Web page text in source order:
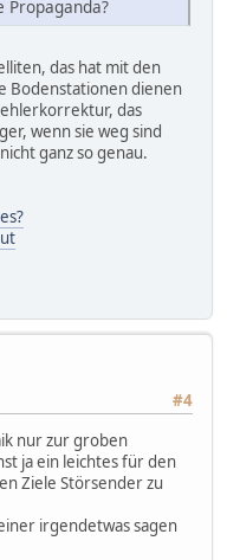
das hat mit den
Bodenstationen dienen
das
wenn sie weg sind
ganz so genau.
#4
nur zur groben
ja ein leichtes für den
Ziele Störsender zu
irgendetwas sagen